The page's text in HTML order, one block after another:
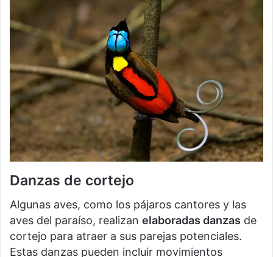
Danzas de cortejo
Algunas aves, como los pájaros cantores y las
aves del paraíso, realizan elaboradas danzas de
cortejo para atraer a sus parejas potenciales.
Estas danzas pueden incluir movimientos